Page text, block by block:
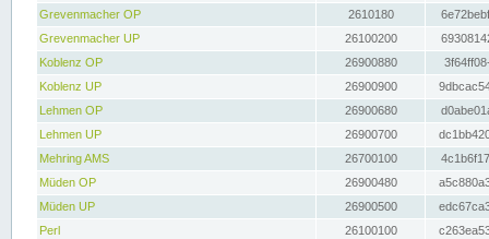
Grevenmacher OP
2610180
Grevenmacher UP
26100200
Koblenz OP
26900880
Koblenz UP
26900900
Lehmen OP
26900680
Lehmen UP
26900700
Mehring AMS
26700100
Müden OP
26900480
Müden UP
26900500
Perl
26100100